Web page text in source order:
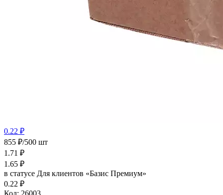
0.22 ₽
855 ₽/500 шт
1.71 ₽
1.65 ₽
в статусе Для клиентов «Базис Премиум»
0.22 ₽
Код: 26003